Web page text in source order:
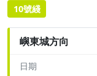
10號綫
嶼東城方向
日期